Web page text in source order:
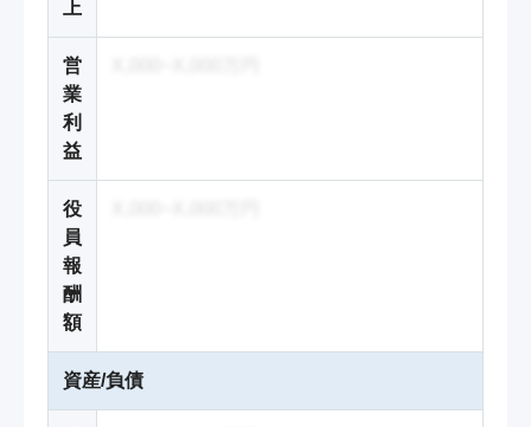
上
営
業
利
益
役
員
報
酬
額
資産/負債